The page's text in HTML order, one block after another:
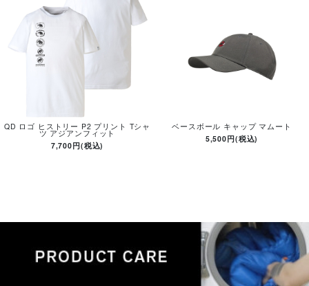
QD ロゴ ヒストリー P2 プリント Tシャ
ツ アジアンフィット
7,700円(税込)
ベースボール キャップ マムート
5,500円(税込)